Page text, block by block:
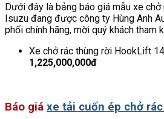
Dưới đây là bảng báo giá mẫu xe
Isuzu đang được công ty Hùng Anh
phối chính hãng, mời quý khách tham
Xe chở rác thùng rời HookLift
1,225,000,000đ
Báo giá xe tải cuốn ép chở